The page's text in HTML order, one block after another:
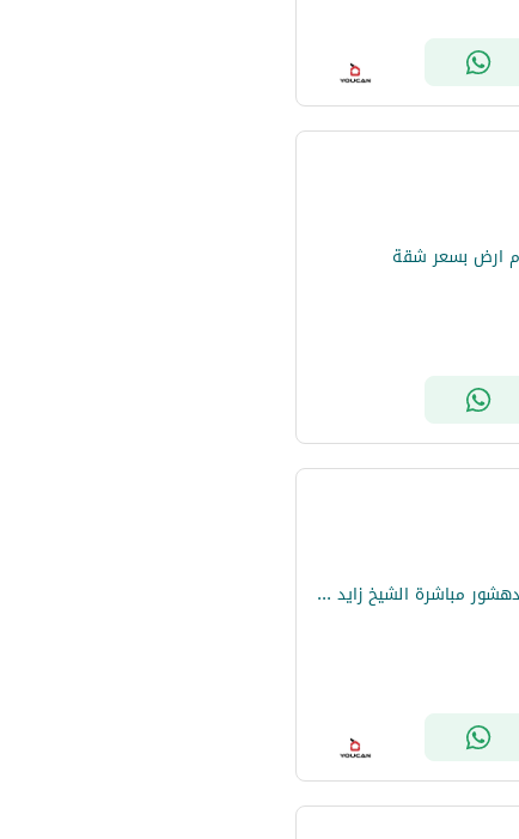
للبيع قطعة أرض مميزة علي وصلة دهشور مباشرة الشيخ زايد تخصيص تجاري سكني